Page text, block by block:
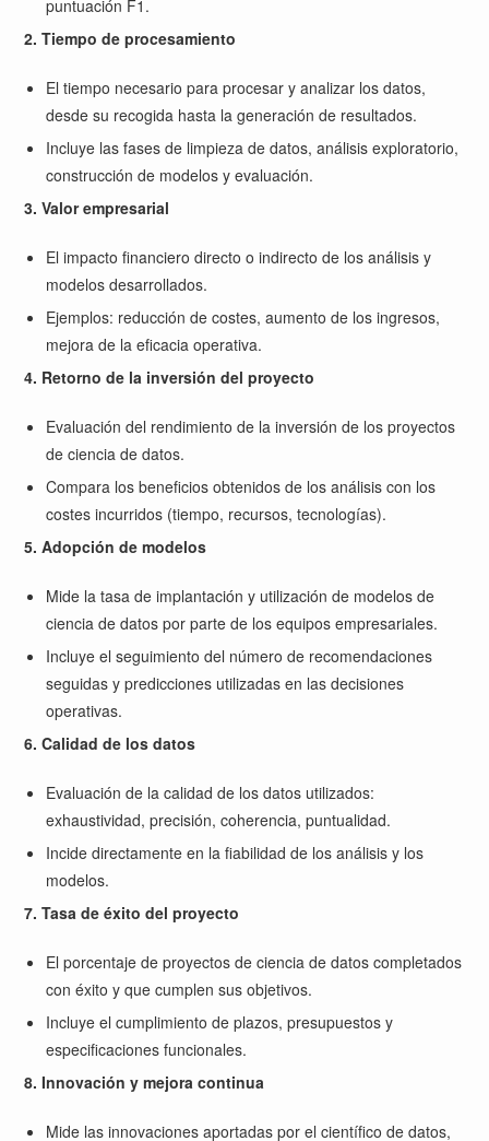
puntuación F1.
2. Tiempo de procesamiento
El tiempo necesario para procesar y analizar los datos,
desde su recogida hasta la generación de resultados.
Incluye las fases de limpieza de datos, análisis exploratorio,
construcción de modelos y evaluación.
3. Valor empresarial
El impacto financiero directo o indirecto de los análisis y
modelos desarrollados.
Ejemplos: reducción de costes, aumento de los ingresos,
mejora de la eficacia operativa.
4. Retorno de la inversión del proyecto
Evaluación del rendimiento de la inversión de los proyectos
de ciencia de datos.
Compara los beneficios obtenidos de los análisis con los
costes incurridos (tiempo, recursos, tecnologías).
5. Adopción de modelos
Mide la tasa de implantación y utilización de modelos de
ciencia de datos por parte de los equipos empresariales.
Incluye el seguimiento del número de recomendaciones
seguidas y predicciones utilizadas en las decisiones
operativas.
6. Calidad de los datos
Evaluación de la calidad de los datos utilizados:
exhaustividad, precisión, coherencia, puntualidad.
Incide directamente en la fiabilidad de los análisis y los
modelos.
7. Tasa de éxito del proyecto
El porcentaje de proyectos de ciencia de datos completados
con éxito y que cumplen sus objetivos.
Incluye el cumplimiento de plazos, presupuestos y
especificaciones funcionales.
8. Innovación y mejora continua
Mide las innovaciones aportadas por el científico de datos,